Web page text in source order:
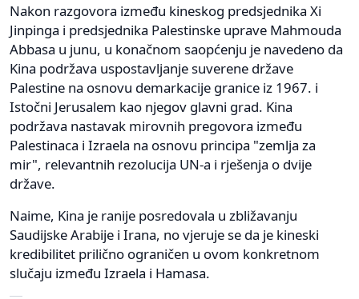
Nakon razgovora između kineskog predsjednika Xi
Jinpinga i predsjednika Palestinske uprave Mahmouda
Abbasa u junu, u konačnom saopćenju je navedeno da
Kina podržava uspostavljanje suverene države
Palestine na osnovu demarkacije granice iz 1967. i
Istočni Jerusalem kao njegov glavni grad. Kina
podržava nastavak mirovnih pregovora između
Palestinaca i Izraela na osnovu principa "zemlja za
mir", relevantnih rezolucija UN-a i rješenja o dvije
države.
Naime, Kina je ranije posredovala u zbližavanju
Saudijske Arabije i Irana, no vjeruje se da je kineski
kredibilitet prilično ograničen u ovom konkretnom
slučaju između Izraela i Hamasa.